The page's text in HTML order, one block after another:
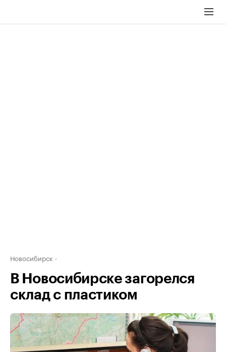
Новосибирск
В Новосибирске загорелся
склад с пластиком